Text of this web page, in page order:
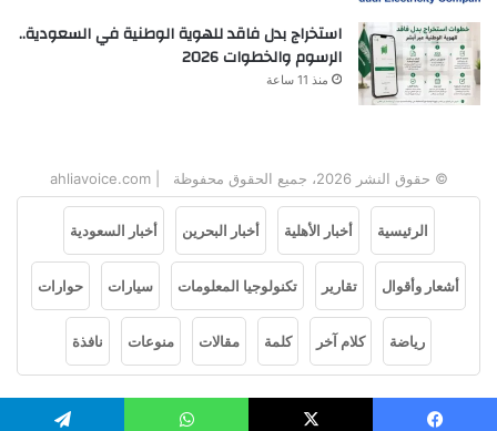
استخراج بدل فاقد للهوية الوطنية في السعودية..
الرسوم والخطوات 2026
منذ 11 ساعة
© حقوق النشر 2026، جميع الحقوق محفوظة | ahliavoice.com
الرئيسية أخبار الأهلية أخبار البحرين أخبار السعودية
أشعار وأقوال تقارير تكنولوجيا المعلومات سيارات حوارات
رياضة كلام آخر كلمة مقالات منوعات نافذة